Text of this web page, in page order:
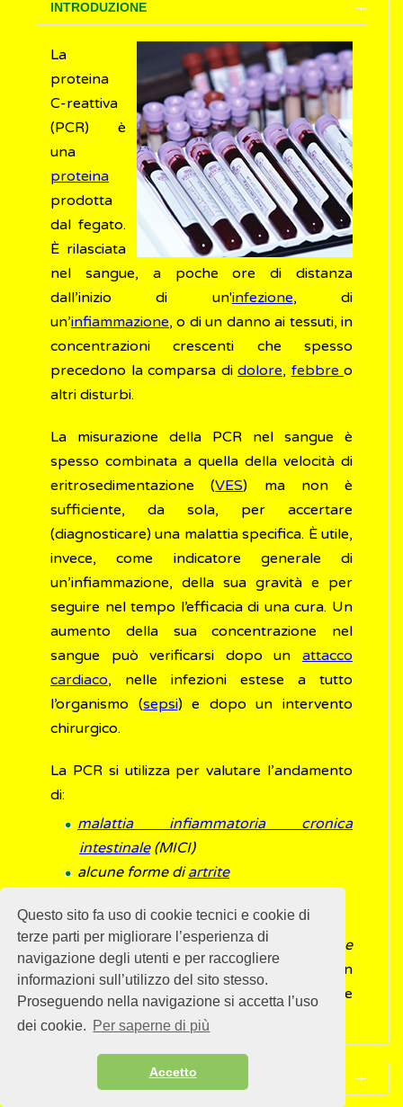
Questo sito fa uso di cookie tecnici e cookie di
terze parti per migliorare l’esperienza di
navigazione degli utenti e per raccogliere
informazioni sull’utilizzo del sito stesso.
Proseguendo nella navigazione si accetta l’uso
dei cookie. Per saperne di più
Accetto
INTRODUZIONE
La
proteina
C-reattiva
(PCR) è
una
proteina
prodotta
dal fegato.
È rilasciata
nel sangue, a poche ore di distanza
dall’inizio di un'infezione, di
un’infiammazione, o di un danno ai tessuti, in
concentrazioni crescenti che spesso
precedono la comparsa di dolore, febbre o
altri disturbi.
La misurazione della PCR nel sangue è
spesso combinata a quella della velocità di
eritrosedimentazione (VES) ma non è
sufficiente, da sola, per accertare
(diagnosticare) una malattia specifica. È utile,
invece, come indicatore generale di
un’infiammazione, della sua gravità e per
seguire nel tempo l’efficacia di una cura. Un
aumento della sua concentrazione nel
sangue può verificarsi dopo un attacco
cardiaco, nelle infezioni estese a tutto
l’organismo (sepsi) e dopo un intervento
chirurgico.
La PCR si utilizza per valutare l’andamento
di:
malattia infiammatoria cronica
intestinale(MICI)
alcune forme diartrite
malattia infiammatoria pelvica (PID)
per rilevare la presenza di un'infezione
durante il periodo di recupero dopo un
intervento chirurgico o altre procedure
invasive